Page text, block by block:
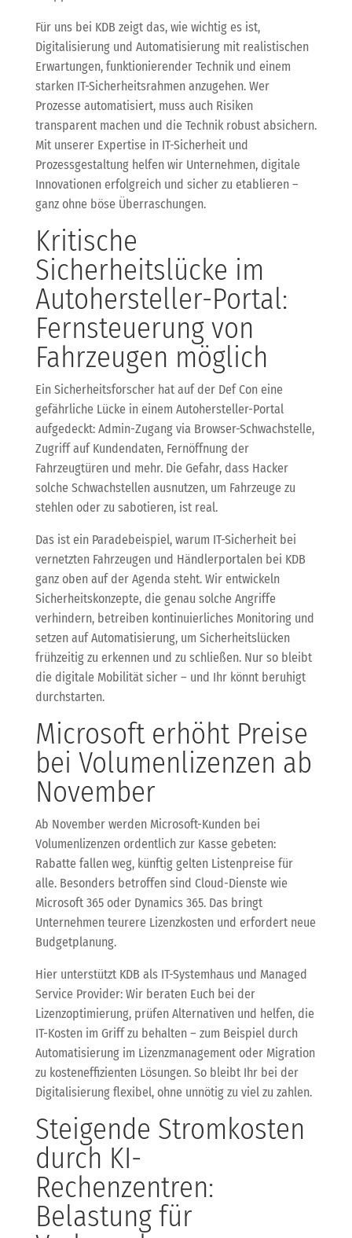
Für uns bei KDB zeigt das, wie wichtig es ist,
Digitalisierung und Automatisierung mit realistischen
Erwartungen, funktionierender Technik und einem
starken IT-Sicherheitsrahmen anzugehen. Wer
Prozesse automatisiert, muss auch Risiken
transparent machen und die Technik robust absichern.
Mit unserer Expertise in IT-Sicherheit und
Prozessgestaltung helfen wir Unternehmen, digitale
Innovationen erfolgreich und sicher zu etablieren –
ganz ohne böse Überraschungen.
Kritische
Sicherheitslücke im
Autohersteller-Portal:
Fernsteuerung von
Fahrzeugen möglich
Ein Sicherheitsforscher hat auf der Def Con eine
gefährliche Lücke in einem Autohersteller-Portal
aufgedeckt: Admin-Zugang via Browser-Schwachstelle,
Zugriff auf Kundendaten, Fernöffnung der
Fahrzeugtüren und mehr. Die Gefahr, dass Hacker
solche Schwachstellen ausnutzen, um Fahrzeuge zu
stehlen oder zu sabotieren, ist real.
Das ist ein Paradebeispiel, warum IT-Sicherheit bei
vernetzten Fahrzeugen und Händlerportalen bei KDB
ganz oben auf der Agenda steht. Wir entwickeln
Sicherheitskonzepte, die genau solche Angriffe
verhindern, betreiben kontinuierliches Monitoring und
setzen auf Automatisierung, um Sicherheitslücken
frühzeitig zu erkennen und zu schließen. Nur so bleibt
die digitale Mobilität sicher – und Ihr könnt beruhigt
durchstarten.
Microsoft erhöht Preise
bei Volumenlizenzen ab
November
Ab November werden Microsoft-Kunden bei
Volumenlizenzen ordentlich zur Kasse gebeten:
Rabatte fallen weg, künftig gelten Listenpreise für
alle. Besonders betroffen sind Cloud-Dienste wie
Microsoft 365 oder Dynamics 365. Das bringt
Unternehmen teurere Lizenzkosten und erfordert neue
Budgetplanung.
Hier unterstützt KDB als IT-Systemhaus und Managed
Service Provider: Wir beraten Euch bei der
Lizenzoptimierung, prüfen Alternativen und helfen, die
IT-Kosten im Griff zu behalten – zum Beispiel durch
Automatisierung im Lizenzmanagement oder Migration
zu kosteneffizienten Lösungen. So bleibt Ihr bei der
Digitalisierung flexibel, ohne unnötig zu viel zu zahlen.
Steigende Stromkosten
durch KI-
Rechenzentren:
Belastung für